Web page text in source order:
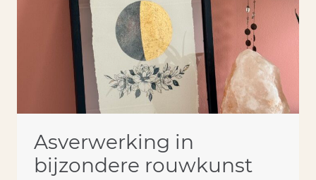
Asverwerking in
bijzondere rouwkunst